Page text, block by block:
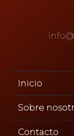
Inicio
Sobre
Contacto